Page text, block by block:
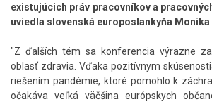
existujúcich práv pracovníkov a
uviedla slovenská europoslankyňa Monika
"Z ďalších tém sa konferencia výrazne
oblasť zdravia. Vďaka pozitívnym
riešením pandémie, ktoré pomohlo k
očakáva veľká väčšina európskych